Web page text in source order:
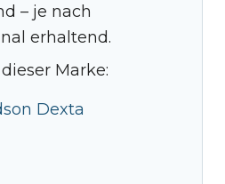
– je nach
erhaltend.
Marke:
Dexta